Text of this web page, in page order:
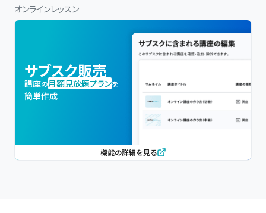
オンラインレッスン
サブスク販売
講座の月額見放題プランを
簡単作成
機能の詳細を見る